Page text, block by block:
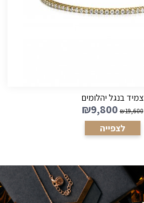
צמיד בנגל יהלומים
₪9,800 ₪19,600
לצפייה